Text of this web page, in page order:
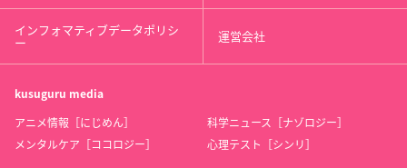
インフォマティブデータポリシ
ー 運営会社
kusuguru media
アニメ情報［にじめん］
科学ニュース［ナゾロジー］
メンタルケア［ココロジー］
心理テスト［シンリ］